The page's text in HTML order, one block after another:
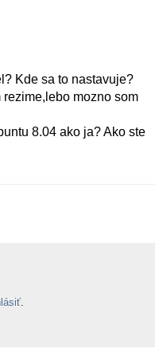
Kde sa to nastavuje?
mozno som
8.04 ako ja? Ako ste